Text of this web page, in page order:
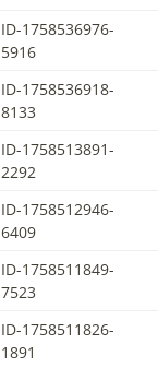
ID-1758536976-
5916
ID-1758536918-
8133
ID-1758513891-
2292
ID-1758512946-
6409
ID-1758511849-
7523
ID-1758511826-
1891